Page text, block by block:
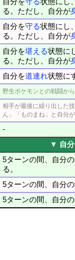
自分を守る状態にし
る。ただし、自分が
自分を守る状態にし
る。ただし、自分が
自分を堪える状態に
る。ただし、自分が
自分を道連れ状態に
野生ポケモンとの戦闘か
相手が最後に繰り出した
ん」「ものまね」と自分
-
▼ 自分
5ターンの間、自分
る。
5ターンの間、自分
5ターンの間、自分